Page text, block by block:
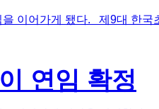
이어가게 됐다. 제9대 한
연임 확정